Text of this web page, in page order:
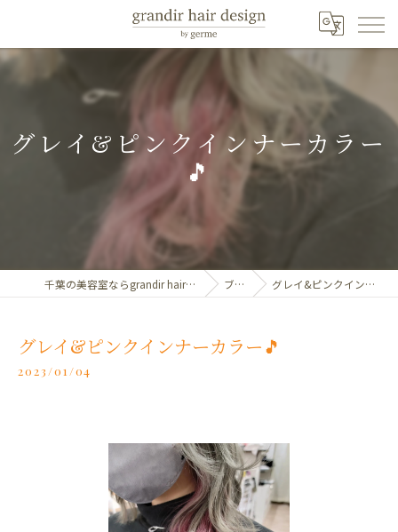
グレイ&ピンクインナーカラー
🎵
千葉の美容室ならgrandir hair design by germe ブログ グレイ&ピンクインナーカラー🎵
グレイ&ピンクインナーカラー🎵
2023/01/04